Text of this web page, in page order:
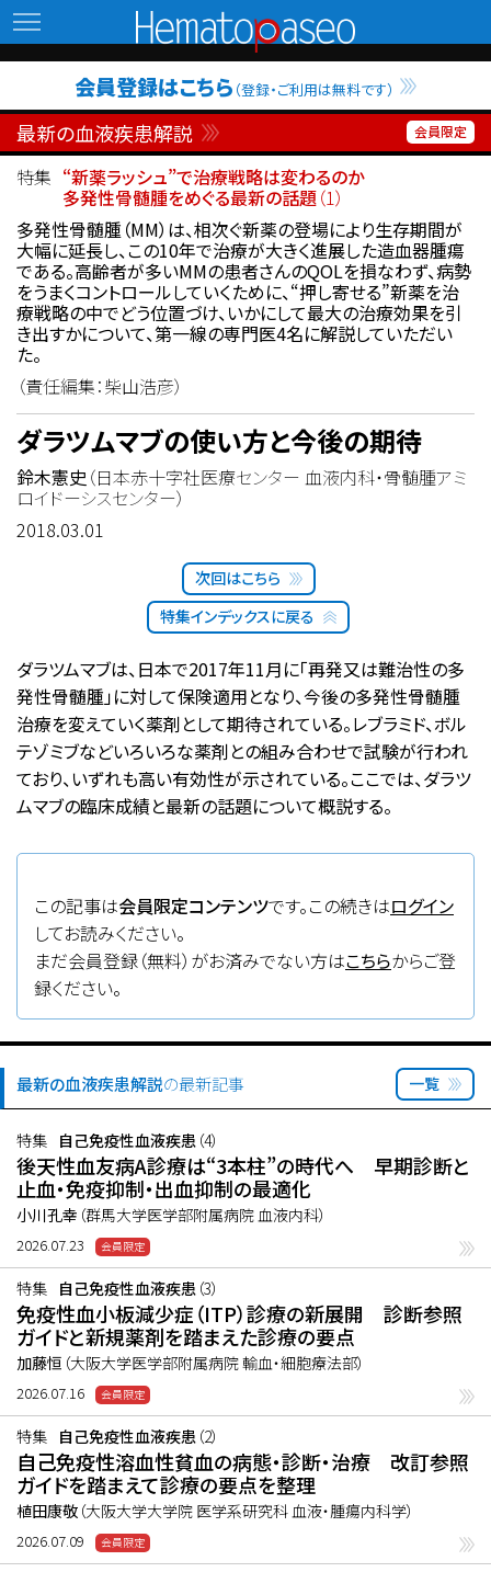
Hematopaseo
会員登録はこちら （登録・ご利用は無料です）
最新の血液疾患解説
特集 “新薬ラッシュ”で治療戦略は変わるのか
多発性骨髄腫をめぐる最新の話題（1）
多発性骨髄腫（MM）は、相次ぐ新薬の登場により生存期間が
大幅に延長し、この10年で治療が大きく進展した造血器腫瘍
である。高齢者が多いMMの患者さんのQOLを損なわず、病勢
をうまくコントロールしていくために、“押し寄せる”新薬を治
療戦略の中でどう位置づけ、いかにして最大の治療効果を引
き出すかについて、第一線の専門医4名に解説していただい
た。
（責任編集：柴山浩彦）
ダラツムマブの使い方と今後の期待
鈴木憲史 （日本赤十字社医療センター 血液内科・骨髄腫アミ
ロイドーシスセンター）
2018.03.01
次回はこちら
特集インデックスに戻る
ダラツムマブは、日本で2017年11月に「再発又は難治性の多
発性骨髄腫」に対して保険適用となり、今後の多発性骨髄腫
治療を変えていく薬剤として期待されている。レブラミド、ボル
テゾミブなどいろいろな薬剤との組み合わせで試験が行われ
ており、いずれも高い有効性が示されている。ここでは、ダラツ
ムマブの臨床成績と最新の話題について概説する。
この記事は会員限定コンテンツです。この続きはログイン
してお読みください。
まだ会員登録（無料）がお済みでない方はこちらからご登
録ください。
最新の血液疾患解説の最新記事 一覧
特集 自己免疫性血液疾患 （4）
後天性血友病A診療は“3本柱”の時代へ 早期診断と
止血・免疫抑制・出血抑制の最適化
小川孔幸 （群馬大学医学部附属病院 血液内科）
2026.07.23
特集 自己免疫性血液疾患 （3）
免疫性血小板減少症（ITP）診療の新展開 診断参照
ガイドと新規薬剤を踏まえた診療の要点
加藤恒 （大阪大学医学部附属病院 輸血・細胞療法部）
2026.07.16
特集 自己免疫性血液疾患 （2）
自己免疫性溶血性貧血の病態・診断・治療 改訂参照
ガイドを踏まえて診療の要点を整理
植田康敬 （大阪大学大学院 医学系研究科 血液・腫瘍内科学）
2026.07.09